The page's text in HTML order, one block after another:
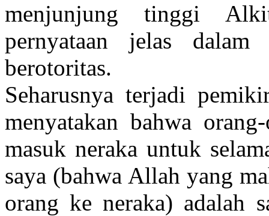
menjunjung tinggi
pernyataan jelas
berotoritas.
Seharusnya terjadi
menyatakan bahwa
masuk neraka untuk
saya (bahwa Allah yang
orang ke neraka) adalah